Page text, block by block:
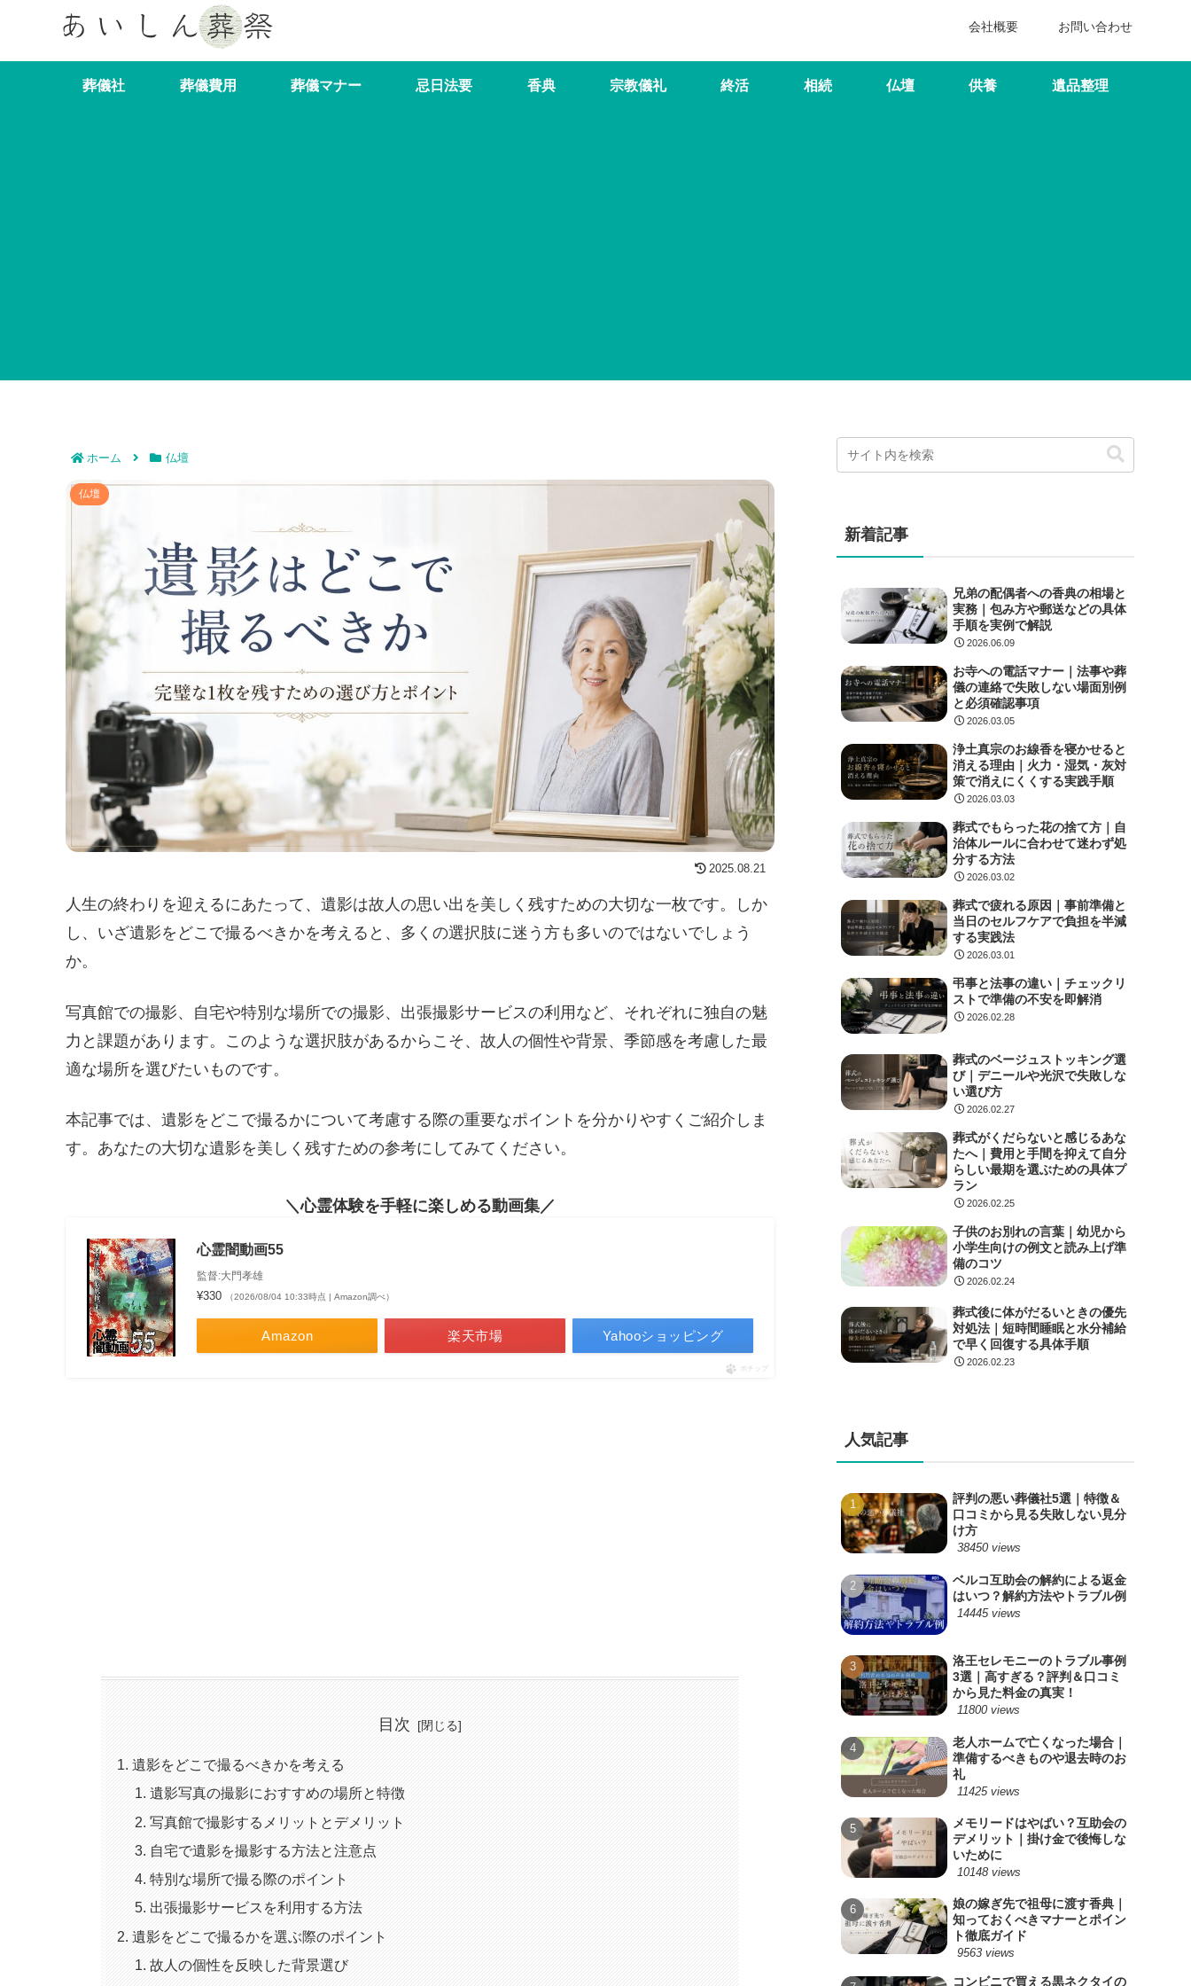
会社概要 お問い合わせ
葬儀社 葬儀費用 葬儀マナー 忌日法要 香典 宗教儀礼 終活 相続 仏壇 供養 遺品整理
ホーム 仏壇
遺影はどこで撮るべきか｜完璧な1枚を残すための選び方とポイント
仏壇
2025.08.21
人生の終わりを迎えるにあたって、遺影は故人の思い出を美しく残すための大切な一枚です。しか
し、いざ遺影をどこで撮るべきかを考えると、多くの選択肢に迷う方も多いのではないでしょう
か。
写真館での撮影、自宅や特別な場所での撮影、出張撮影サービスの利用など、それぞれに独自の魅
力と課題があります。このような選択肢があるからこそ、故人の個性や背景、季節感を考慮した最
適な場所を選びたいものです。
本記事では、遺影をどこで撮るかについて考慮する際の重要なポイントを分かりやすくご紹介しま
す。あなたの大切な遺影を美しく残すための参考にしてみてください。
心霊体験を手軽に楽しめる動画集
心霊闇動画55
監督:大門孝雄
¥330 （2026/08/04 10:33時点 | Amazon調べ）
Amazon 楽天市場 Yahooショッピング
ポチップ
目次
遺影をどこで撮るべきかを考える
遺影写真の撮影におすすめの場所と特徴
写真館で撮影するメリットとデメリット
自宅で遺影を撮影する方法と注意点
特別な場所で撮る際のポイント
出張撮影サービスを利用する方法
遺影をどこで撮るかを選ぶ際のポイント
故人の個性を反映した背景選び
新着記事
兄弟の配偶者への香典の相場と
実務｜包み方や郵送などの具体
手順を実例で解説
2026.06.09
お寺への電話マナー｜法事や葬
儀の連絡で失敗しない場面別例
と必須確認事項
2026.03.05
浄土真宗のお線香を寝かせると
消える理由｜火力・湿気・灰対
策で消えにくくする実践手順
2026.03.03
葬式でもらった花の捨て方｜自
治体ルールに合わせて迷わず処
分する方法
2026.03.02
葬式で疲れる原因｜事前準備と
当日のセルフケアで負担を半減
する実践法
2026.03.01
弔事と法事の違い｜チェックリ
ストで準備の不安を即解消
2026.02.28
葬式のベージュストッキング選
び｜デニールや光沢で失敗しな
い選び方
2026.02.27
葬式がくだらないと感じるあな
たへ｜費用と手間を抑えて自分
らしい最期を選ぶための具体プ
ラン
2026.02.25
子供のお別れの言葉｜幼児から
小学生向けの例文と読み上げ準
備のコツ
2026.02.24
葬式後に体がだるいときの優先
対処法｜短時間睡眠と水分補給
で早く回復する具体手順
2026.02.23
人気記事
評判の悪い葬儀社5選｜特徴＆
口コミから見る失敗しない見分
け方
38450 views
ベルコ互助会の解約による返金
はいつ？解約方法やトラブル例
14445 views
洛王セレモニーのトラブル事例
3選｜高すぎる？評判＆口コミ
から見た料金の真実！
11800 views
老人ホームで亡くなった場合｜
準備するべきものや退去時のお
礼
11425 views
メモリードはやばい？互助会の
デメリット｜掛け金で後悔しな
いために
10148 views
娘の嫁ぎ先で祖母に渡す香典｜
知っておくべきマナーとポイン
ト徹底ガイド
9563 views
コンビニで買える黒ネクタイの